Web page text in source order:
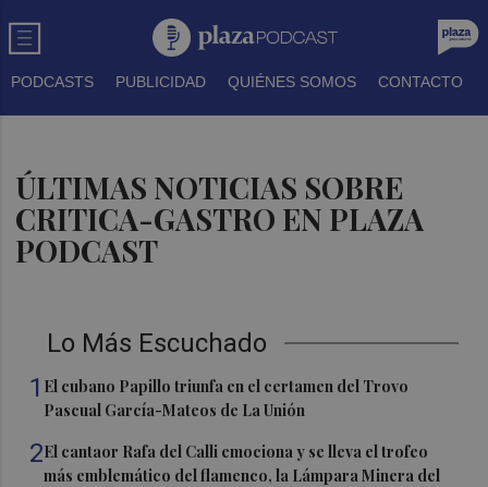
PODCASTS PUBLICIDAD QUIÉNES SOMOS CONTACTO
ÚLTIMAS NOTICIAS SOBRE
CRITICA-GASTRO EN PLAZA
PODCAST
Lo Más Escuchado
1 El cubano Papillo triunfa en el certamen del Trovo
Pascual García-Mateos de La Unión
2El cantaor Rafa del Calli emociona y se lleva el trofeo
más emblemático del flamenco, la Lámpara Minera del